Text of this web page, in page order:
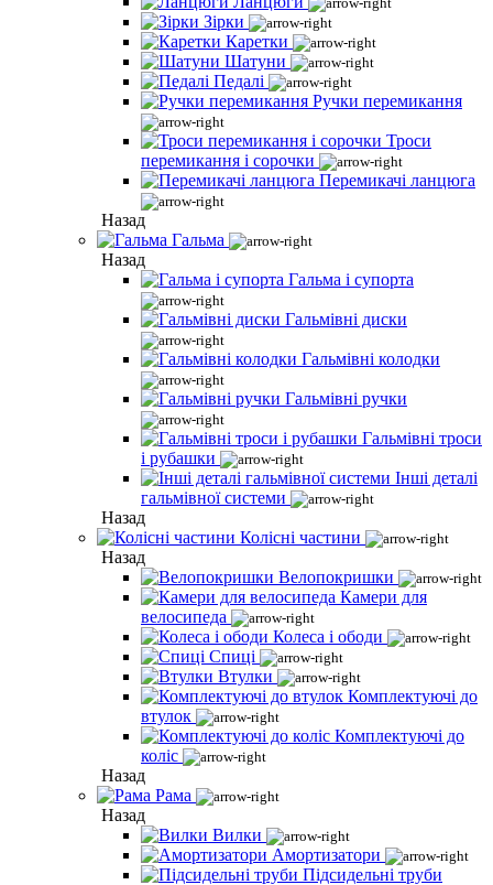
Зірки
Каретки
Шатуни
Педалі
Ручки перемикання
Троси
перемикання і сорочки
Перемикачі ланцюга
Назад
Гальма
Назад
Гальма і супорта
Гальмівні диски
Гальмівні колодки
Гальмівні ручки
Гальмівні троси
і рубашки
Інші деталі
гальмівної системи
Назад
Колісні частини
Назад
Велопокришки
Камери для
велосипеда
Колеса і ободи
Спиці
Втулки
Комплектуючі до
втулок
Комплектуючі до
коліс
Назад
Рама
Назад
Вилки
Амортизатори
Підсидельні труби